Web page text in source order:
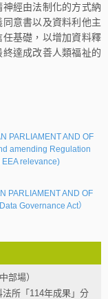
經由法制化的方式納
意書以及資料利他主
基礎，以增加資料釋
達成改善人類福祉的
PARLIAMENT AND OF
amending Regulation
relevance)
PARLIAMENT AND OF
Governance Act）
部場）
法所「114年成果」分